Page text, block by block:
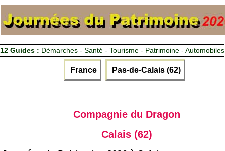
12 Guides : Démarches - Santé - Tourisme - Patrimoine - Automobiles
France Pas-de-Calais (62)
Compagnie du Dragon
Calais (62)